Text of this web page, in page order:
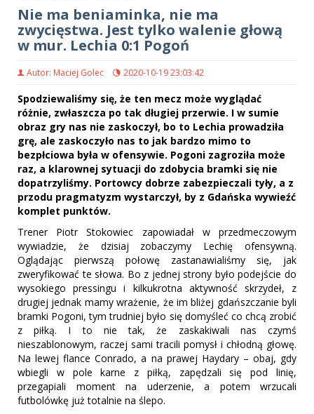
Nie ma beniaminka, nie ma
zwycięstwa. Jest tylko walenie głową
w mur. Lechia 0:1 Pogoń
Autor: Maciej Golec 2020-10-19 23:03:42
Spodziewaliśmy się, że ten mecz może wyglądać
różnie, zwłaszcza po tak długiej przerwie. I w sumie
obraz gry nas nie zaskoczył, bo to Lechia prowadziła
grę, ale zaskoczyło nas to jak bardzo mimo to
bezpłciowa była w ofensywie. Pogoni zagroziła może
raz, a klarownej sytuacji do zdobycia bramki się nie
dopatrzyliśmy. Portowcy dobrze zabezpieczali tyły, a z
przodu pragmatyzm wystarczył, by z Gdańska wywieźć
komplet punktów.
Trener Piotr Stokowiec zapowiadał w przedmeczowym
wywiadzie, że dzisiaj zobaczymy Lechię ofensywną.
Oglądając pierwszą połowę zastanawialiśmy się, jak
zweryfikować te słowa. Bo z jednej strony było podejście do
wysokiego pressingu i kilkukrotna aktywność skrzydeł, z
drugiej jednak mamy wrażenie, że im bliżej gdańszczanie byli
bramki Pogoni, tym trudniej było się domyśleć co chcą zrobić
z piłką. I to nie tak, że zaskakiwali nas czymś
nieszablonowym, raczej sami tracili pomysł i chłodną głowę.
Na lewej flance Conrado, a na prawej Haydary – obaj, gdy
wbiegli w pole karne z piłką, zapędzali się pod linię,
przegapiali moment na uderzenie, a potem wrzucali
futbolówkę już totalnie na ślepo.